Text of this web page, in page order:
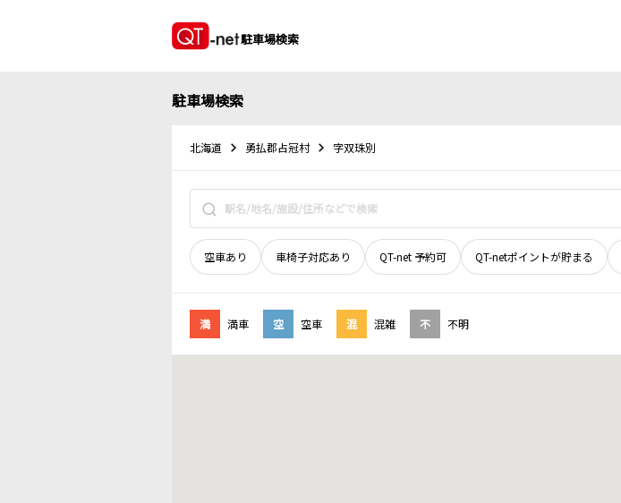
駐車場検索
駐車場検索
北海道 勇払郡占冠村 字双珠別
空車あり 車椅子対応あり QT-net 予約可 QT-netポイントが貯まる
満 満車 空 空車 混 混雑 不 不明